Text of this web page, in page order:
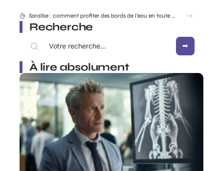
Dracaufeu carte Rare ou ultra rare : quelles différences pour les collectionneurs ?
Recherche
À lire absolument